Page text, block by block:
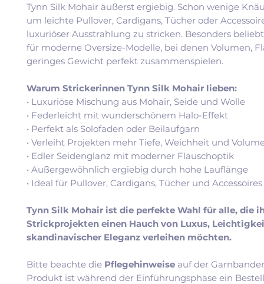
Tynn Silk Mohair äußerst ergiebig. Schon wenige
um leichte Pullover, Cardigans, Tücher oder
luxuriöser Ausstrahlung zu stricken. Besonders
für moderne Oversize-Modelle, bei denen Volumen,
geringes Gewicht perfekt zusammenspielen.
Warum Strickerinnen Tynn Silk Mohair lieben:
• Luxuriöse Mischung aus Mohair, Seide und Wolle
• Federleicht mit wunderschönem Halo-Effekt
• Perfekt als Solofaden oder Beilaufgarn
• Verleiht Projekten mehr Tiefe, Weichheit und
• Edler Seidenglanz mit moderner Flauschoptik
• Außergewöhnlich ergiebig durch hohe Lauflänge
• Ideal für Pullover, Cardigans, Tücher und Accessoires
Tynn Silk Mohair ist die perfekte Wahl für alle, die
Strickprojekten einen Hauch von Luxus,
skandinavischer Eleganz verleihen möchten.
Bitte beachte die Pflegehinweise auf der
Produkt ist während der Einführungsphase ein